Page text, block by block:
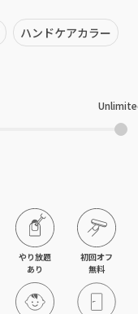
ハンドケアカラー
やり放題
あり
初回オフ
無料